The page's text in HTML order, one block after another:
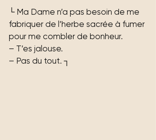
└ Ma Dame n’a pas besoin de me
fabriquer de l’herbe sacrée à fumer
pour me combler de bonheur.
– T’es jalouse.
– Pas du tout. ┐